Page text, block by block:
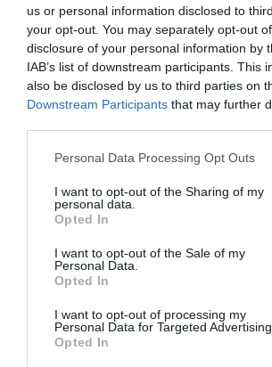
us or personal information disclosed to
your opt-out. You may separately opt-out
disclosure of your personal information by
IAB’s list of downstream participants. This
also be disclosed by us to third parties on
Downstream Participants that may further
Personal Data Processing Opt Outs
I want to opt-out of the Sharing of my
personal data.
Opted In
I want to opt-out of the Sale of my
Personal Data.
Opted In
I want to opt-out of processing my
Personal Data for Targeted Advertising.
Opted In
Ζ): 38€ | ΑΜΕΑ: 35€
Πληροφορίες / Κρατήσεις:
aefestival.gr
Ακολουθήστε το Culturenow.gr στο
μάθετε πρώτοι όλες τις ειδήσεις
Δείτε όλα τατελευταία νέαγια την
Πολιτισμό στοCulturenow.gr
Νέοι Διαγωνισμοί❯
POP - ROCK - ALTERNATIVE
ΣΥΝΑΥΛΙΕΣ